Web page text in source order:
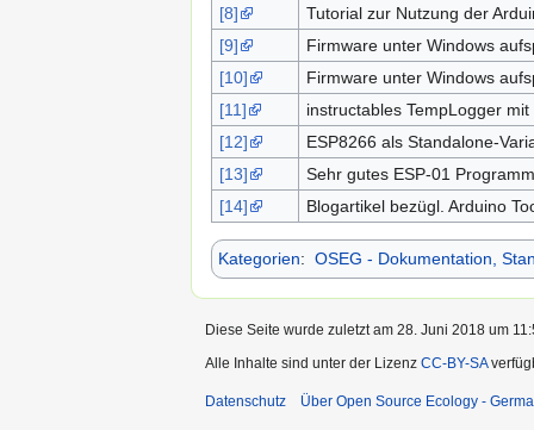
[8]
Tutorial zur Nutzung der
[9]
Firmware unter Windows
[10]
Firmware unter Windows
[11]
instructables TempLogger
[12]
ESP8266 als Standalone-
[13]
Sehr gutes ESP-01
[14]
Blogartikel bezügl. Arduino
Kategorien: OSEG - Dokumentation,
Diese Seite wurde zuletzt am 28. Juni 2018 um
Alle Inhalte sind unter der Lizenz CC-BY-SA
Datenschutz Über Open Source Ecology -